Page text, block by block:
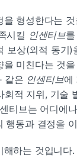
을 형성한다는
시킬 인센티브
보상(외적 동기)
미친다는 것
같은 인센티브에
회적 지위, 기술
티브는 어디에
행동과 결정을
하는 것입니다.